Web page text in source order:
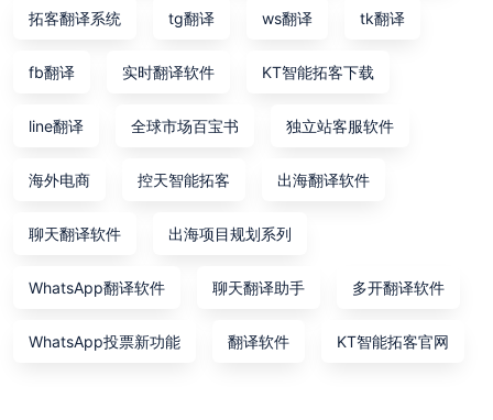
拓客翻译系统 tg翻译 ws翻译 tk翻译
fb翻译 实时翻译软件 KT智能拓客下载
line翻译 全球市场百宝书 独立站客服软件
海外电商 控天智能拓客 出海翻译软件
聊天翻译软件 出海项目规划系列
WhatsApp翻译软件 聊天翻译助手 多开翻译软件
WhatsApp投票新功能 翻译软件 KT智能拓客官网